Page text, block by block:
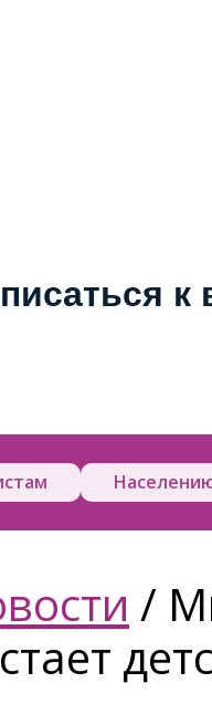
к
/